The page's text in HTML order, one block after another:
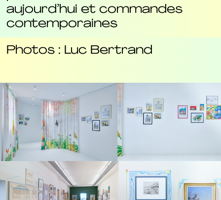
aujourd’hui et commandes
contemporaines
Photos : Luc Bertrand